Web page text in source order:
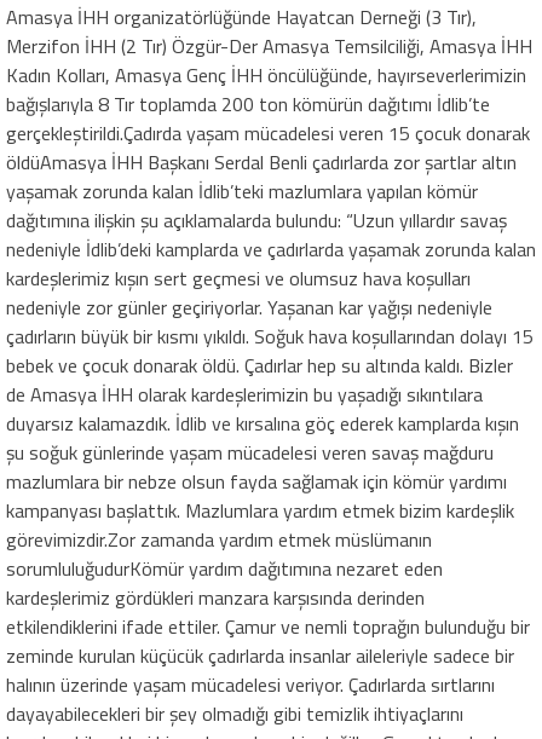
Amasya İHH organizatörlüğünde Hayatcan Derneği (3 Tır),
Merzifon İHH (2 Tır) Özgür-Der Amasya Temsilciliği, Amasya İHH
Kadın Kolları, Amasya Genç İHH öncülüğünde, hayırseverlerimizin
bağışlarıyla 8 Tır toplamda 200 ton kömürün dağıtımı İdlib’te
gerçekleştirildi.Çadırda yaşam mücadelesi veren 15 çocuk donarak
öldüAmasya İHH Başkanı Serdal Benli çadırlarda zor şartlar altın
yaşamak zorunda kalan İdlib’teki mazlumlara yapılan kömür
dağıtımına ilişkin şu açıklamalarda bulundu: “Uzun yıllardır savaş
nedeniyle İdlib’deki kamplarda ve çadırlarda yaşamak zorunda kalan
kardeşlerimiz kışın sert geçmesi ve olumsuz hava koşulları
nedeniyle zor günler geçiriyorlar. Yaşanan kar yağışı nedeniyle
çadırların büyük bir kısmı yıkıldı. Soğuk hava koşullarından dolayı 15
bebek ve çocuk donarak öldü. Çadırlar hep su altında kaldı. Bizler
de Amasya İHH olarak kardeşlerimizin bu yaşadığı sıkıntılara
duyarsız kalamazdık. İdlib ve kırsalına göç ederek kamplarda kışın
şu soğuk günlerinde yaşam mücadelesi veren savaş mağduru
mazlumlara bir nebze olsun fayda sağlamak için kömür yardımı
kampanyası başlattık. Mazlumlara yardım etmek bizim kardeşlik
görevimizdir.Zor zamanda yardım etmek müslümanın
sorumluluğudurKömür yardım dağıtımına nezaret eden
kardeşlerimiz gördükleri manzara karşısında derinden
etkilendiklerini ifade ettiler. Çamur ve nemli toprağın bulunduğu bir
zeminde kurulan küçücük çadırlarda insanlar aileleriyle sadece bir
halının üzerinde yaşam mücadelesi veriyor. Çadırlarda sırtlarını
dayayabilecekleri bir şey olmadığı gibi temizlik ihtiyaçlarını